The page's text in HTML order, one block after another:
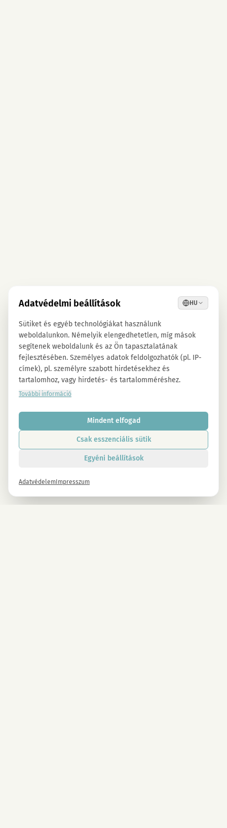
Adatvédelmi beállítások HU
Sütiket és egyéb technológiákat használunk
weboldalunkon. Némelyik elengedhetetlen, míg mások
segítenek weboldalunk és az Ön tapasztalatának
fejlesztésében. Személyes adatok feldolgozhatók (pl. IP-
címek), pl. személyre szabott hirdetésekhez és
tartalomhoz, vagy hirdetés- és tartalomméréshez.
További információ
Mindent elfogad
Csak esszenciális sütik
Egyéni beállítások
Adatvédelem Impresszum